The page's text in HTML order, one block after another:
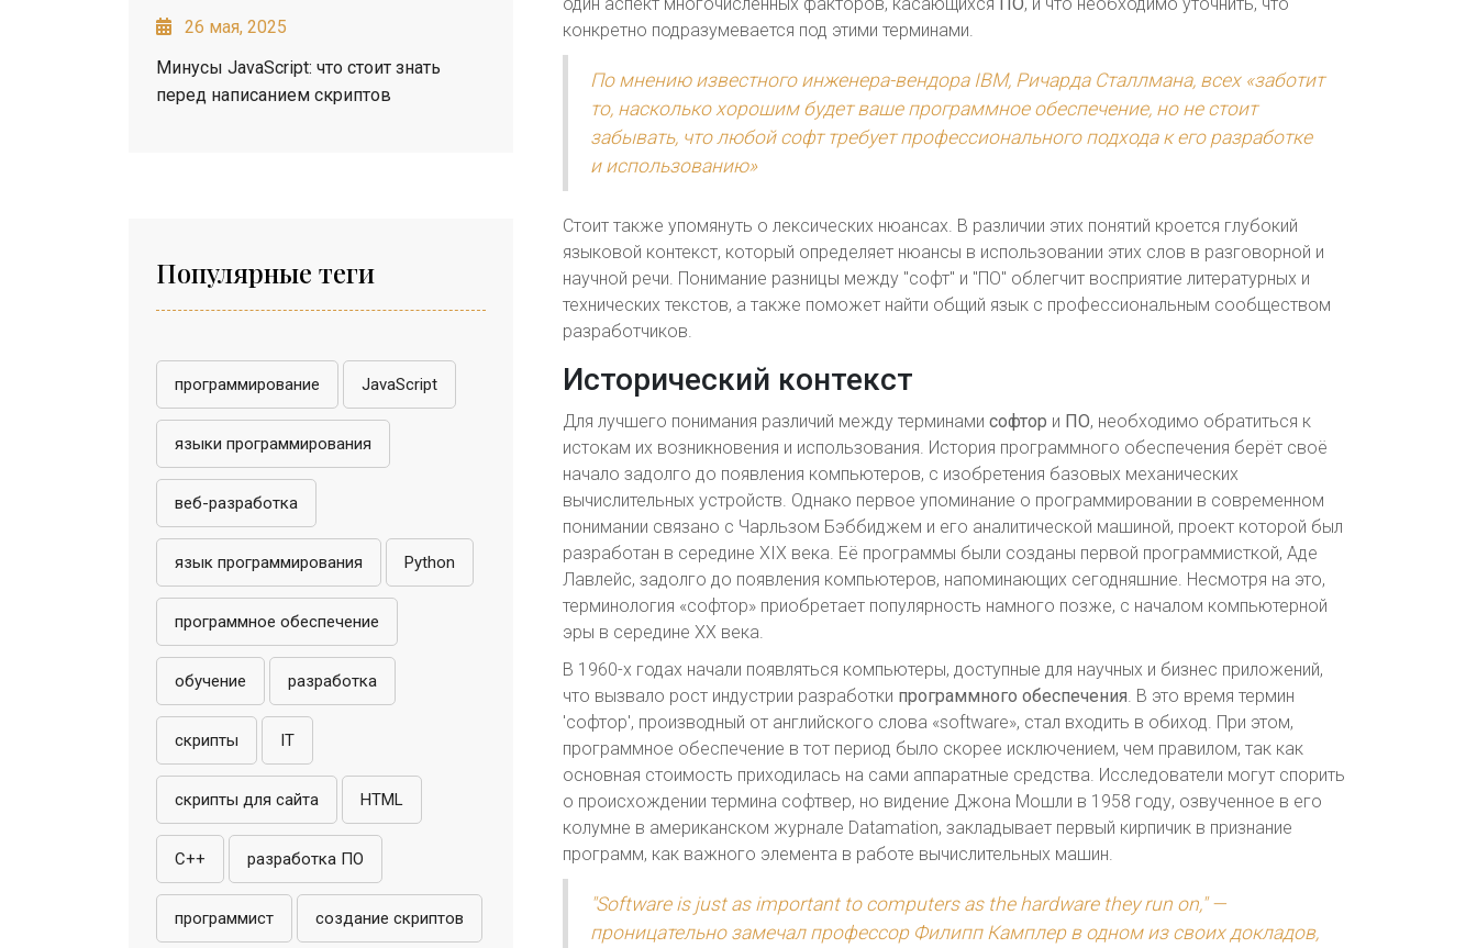
26 мая, 2025
Минусы JavaScript: что стоит знать
перед написанием скриптов
Популярные теги
программирование JavaScript
языки программирования
веб-разработка
язык программирования Python
программное обеспечение
обучение разработка
скрипты IT
скрипты для сайта HTML
C++ разработка ПО
программист создание скриптов
конкретно подразумевается под этими терминами.
По мнению известного инженера-вендора IBM, Ричарда Сталлмана, всех «заботит
то, насколько хорошим будет ваше программное обеспечение, но не стоит
забывать, что любой софт требует профессионального подхода к его разработке
и использованию»
Стоит также упомянуть о лексических нюансах. В различии этих понятий кроется глубокий
языковой контекст, который определяет нюансы в использовании этих слов в разговорной и
научной речи. Понимание разницы между "софт" и "ПО" облегчит восприятие литературных и
технических текстов, а также поможет найти общий язык с профессиональным сообществом
разработчиков.
Исторический контекст
Для лучшего понимания различий между терминами софтор и ПО, необходимо обратиться к
истокам их возникновения и использования. История программного обеспечения берёт своё
начало задолго до появления компьютеров, с изобретения базовых механических
вычислительных устройств. Однако первое упоминание о программировании в современном
понимании связано с Чарльзом Бэббиджем и его аналитической машиной, проект которой был
разработан в середине XIX века. Её программы были созданы первой программисткой, Аде
Лавлейс, задолго до появления компьютеров, напоминающих сегодняшние. Несмотря на это,
терминология «софтор» приобретает популярность намного позже, с началом компьютерной
эры в середине XX века.
В 1960-х годах начали появляться компьютеры, доступные для научных и бизнес приложений,
что вызвало рост индустрии разработки программного обеспечения. В это время термин
'софтор', производный от английского слова «software», стал входить в обиход. При этом,
программное обеспечение в тот период было скорее исключением, чем правилом, так как
основная стоимость приходилась на сами аппаратные средства. Исследователи могут спорить
о происхождении термина софтвер, но видение Джона Мошли в 1958 году, озвученное в его
колумне в американском журнале Datamation, закладывает первый кирпичик в признание
программ, как важного элемента в работе вычислительных машин.
"Software is just as important to computers as the hardware they run on," —
проницательно замечал профессор Филипп Камплер в одном из своих докладов,